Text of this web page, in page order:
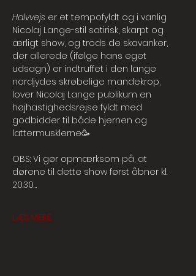
Halvvejs er et tempofyldt og i vanlig
Nicolaj Lange-stil satirisk, skarpt og
ærligt show, og trods de skavanker,
der allerede (ifølge hans eget
udsagn) er indtruffet i den lange
nordjydes skrøbelige mandekrop,
lover Nicolaj Lange publikum en
højhastighedsrejse fyldt med
godbidder til både hjernen og
lattermusklerne🥳
OBS: Vi gør opmærksom på, at
dørene til dette show først åbner kl.
20.30…
LÆS MERE